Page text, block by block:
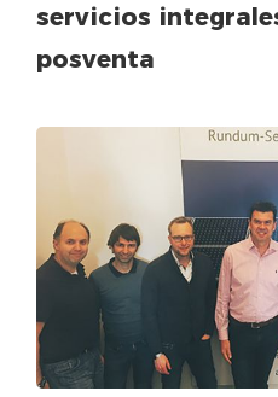
servicios
posventa